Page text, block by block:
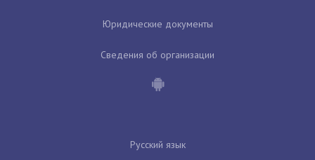
Юридические документы
Сведения об организации
Русский язык